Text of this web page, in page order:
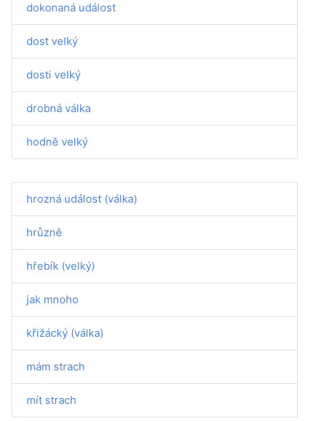
dokonaná událost
dost velký
dosti velký
drobná válka
hodně velký
hrozná událost (válka)
hrůzně
hřebík (velký)
jak mnoho
křižácký (válka)
mám strach
mít strach